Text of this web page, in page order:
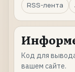
RSS-лента
Код для
вашем сайте.